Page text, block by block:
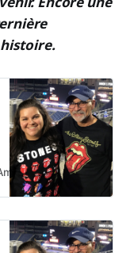
Hal Newman